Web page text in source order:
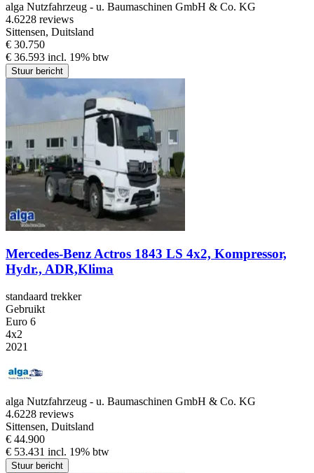
alga Nutzfahrzeug - u. Baumaschinen GmbH & Co. KG
4.6228 reviews
Sittensen, Duitsland
€ 30.750
€ 36.593 incl. 19% btw
Stuur bericht
Mercedes-Benz Actros 1843 LS 4x2, Kompressor,
Hydr., ADR,Klima
standaard trekker
Gebruikt
Euro 6
4x2
2021
alga Nutzfahrzeug - u. Baumaschinen GmbH & Co. KG
4.6228 reviews
Sittensen, Duitsland
€ 44.900
€ 53.431 incl. 19% btw
Stuur bericht